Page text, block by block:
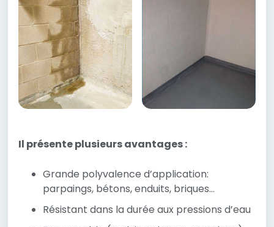
Il présente plusieurs avantages :
Grande polyvalence d’application:
parpaings, bétons, enduits, briques…
Résistant dans la durée aux pressions d’eau